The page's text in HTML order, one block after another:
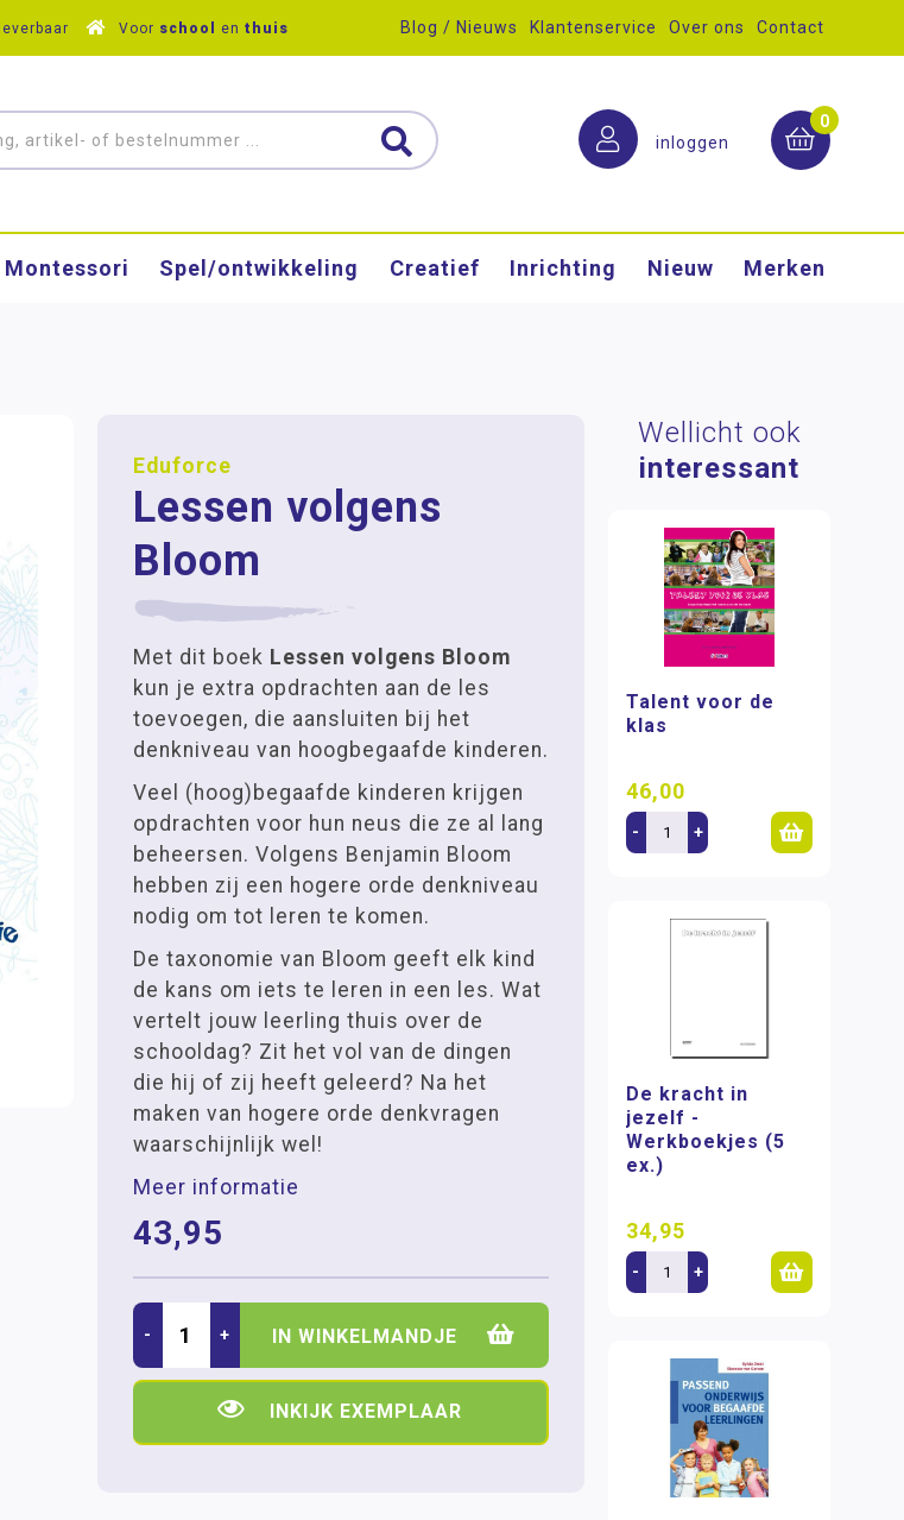
leverbaar Voor school en thuis Blog / Nieuws Klantenservice Over ons Contact
inloggen
0
Montessori Spel/ontwikkeling Creatief Inrichting Nieuw Merken
Eduforce
Lessen volgens
Bloom
Met dit boek Lessen volgens Bloom
kun je extra opdrachten aan de les
toevoegen, die aansluiten bij het
denkniveau van hoogbegaafde kinderen.
Veel (hoog)begaafde kinderen krijgen
opdrachten voor hun neus die ze al lang
beheersen. Volgens Benjamin Bloom
hebben zij een hogere orde denkniveau
nodig om tot leren te komen.
De taxonomie van Bloom geeft elk kind
de kans om iets te leren in een les. Wat
vertelt jouw leerling thuis over de
schooldag? Zit het vol van de dingen
die hij of zij heeft geleerd? Na het
maken van hogere orde denkvragen
waarschijnlijk wel!
Meer informatie
43,95
- + IN WINKELMANDJE
INKIJK EXEMPLAAR
Wellicht ook
interessant
Talent voor de
klas
46,00
- +
De kracht in
jezelf -
Werkboekjes (5
ex.)
34,95
- +